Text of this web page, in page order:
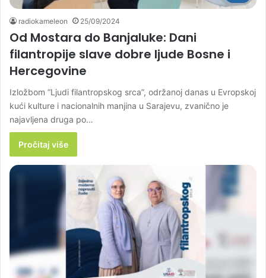
radiokameleon 25/09/2024
Od Mostara do Banjaluke: Dani
filantropije slave dobre ljude Bosne i
Hercegovine
Izložbom “Ljudi filantropskog srca”, održanoj danas u Evropskoj
kući kulture i nacionalnih manjina u Sarajevu, zvanično je
najavljena druga po…
Pročitaj više